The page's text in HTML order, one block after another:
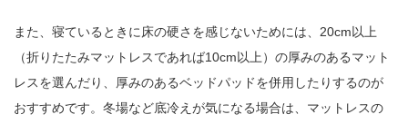
また、寝ているときに床の硬さを感じないためには、20cm以上
（折りたたみマットレスであれば10cm以上）の厚みのあるマット
レスを選んだり、厚みのあるベッドパッドを併用したりするのが
おすすめです。冬場など底冷えが気になる場合は、マットレスの